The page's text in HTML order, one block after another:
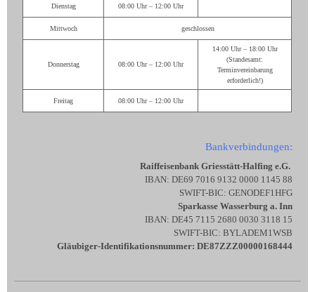
Dienstag 08:00 Uhr – 12:00 Uhr
Mittwoch geschlossen
Donnerstag 08:00 Uhr – 12:00 Uhr
14:00 Uhr – 18:00 Uhr
(Standesamt:
Terminvereinbarung
erforderlich!)
Freitag 08:00 Uhr – 12:00 Uhr
Bankverbindungen:
Raiffeisenbank Griesstätt-Halfing e.G.
IBAN: DE69 7016 9132 0000 1145 88
SWIFT-BIC: GENODEF1HFG
Sparkasse Wasserburg a. Inn
IBAN: DE45 7115 2680 0030 3118 15
SWIFT-BIC: BYLADEM1WSB
Gläubiger-Identifikationsnummer: DE87ZZZ00000168444